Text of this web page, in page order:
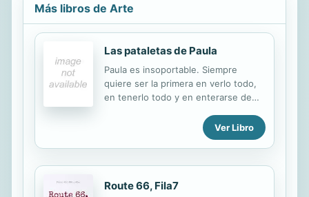
Más libros de Arte
Las pataletas de Paula
Paula es insoportable. Siempre
quiere ser la primera en verlo todo,
en tenerlo todo y en enterarse de
se pone a gritar tan fuerte que no
hay quien lo aguante. Incluso los
vecinos tienen que huir de sus
casas. Hasta que un día ya no puede
gritar más.
Ver Libro
Route 66, Fila7